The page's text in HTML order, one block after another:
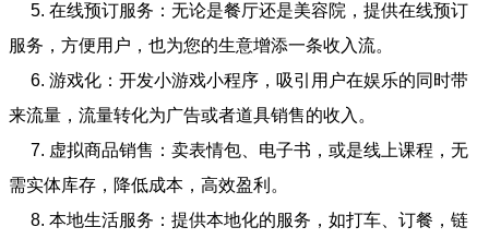
5. 在线预订服务：无论是餐厅还是美容院，提供在线预订
服务，方便用户，也为您的生意增添一条收入流。
6. 游戏化：开发小游戏小程序，吸引用户在娱乐的同时带
来流量，流量转化为广告或者道具销售的收入。
7. 虚拟商品销售：卖表情包、电子书，或是线上课程，无
需实体库存，降低成本，高效盈利。
8. 本地生活服务：提供本地化的服务，如打车、订餐，链